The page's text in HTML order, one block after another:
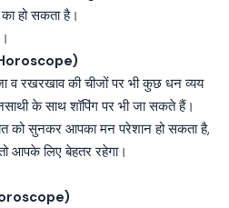
हो सकता है।
रखरखाव की चीजों पर भी कुछ धन व्यय
के साथ शॉपिंग पर भी जा सकते हैं।
को सुनकर आपका मन परेशान हो सकता है,
आपके लिए बेहतर रहेगा।